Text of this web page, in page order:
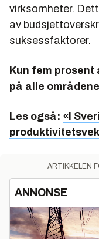
virksomheter.
av
suksessfaktorer.
Kun fem
på alle
Les også: «I
ARTIKKELEN
ANNONSE